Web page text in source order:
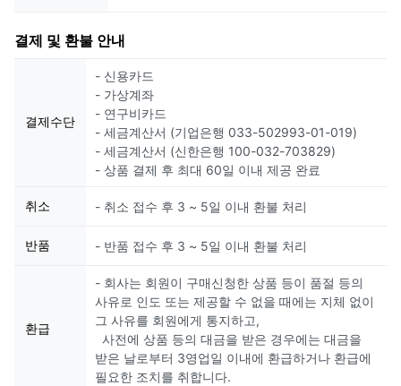
결제 및 환불 안내
결제수단
- 신용카드
- 가상계좌
- 연구비카드
- 세금계산서 (기업은행 033-502993-01-019)
- 세금계산서 (신한은행 100-032-703829)
- 상품 결제 후 최대 60일 이내 제공 완료
취소 - 취소 접수 후 3 ~ 5일 이내 환불 처리
반품 - 반품 접수 후 3 ~ 5일 이내 환불 처리
환급
- 회사는 회원이 구매신청한 상품 등이 품절 등의
사유로 인도 또는 제공할 수 없을 때에는 지체 없이
그 사유를 회원에게 통지하고,
사전에 상품 등의 대금을 받은 경우에는 대금을
받은 날로부터 3영업일 이내에 환급하거나 환급에
필요한 조치를 취합니다.